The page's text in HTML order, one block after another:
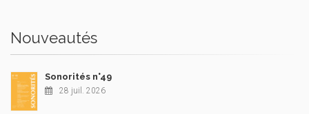
Nouveautés
Sonorités n°49
28 juil. 2026